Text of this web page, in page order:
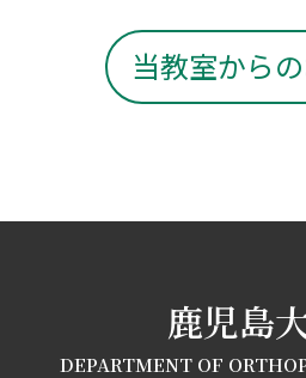
当教室から
鹿児島
DEPARTMENT OF